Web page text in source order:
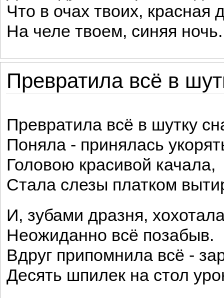
Что в очах твоих, красная
На челе твоем, синяя ночь.
Превратила всё в
Превратила всё в шутку
Поняла - принялась
Головою красивой качала,
Стала слезы платком
И, зубами дразня,
Неожиданно всё позабыв.
Вдруг припомнила всё -
Десять шпилек на стол